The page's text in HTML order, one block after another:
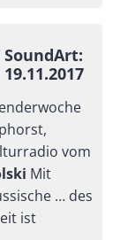
vom
Mit
… des
ist